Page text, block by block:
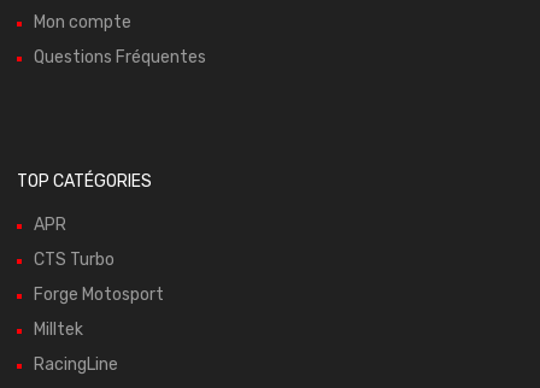
Mon compte
Questions Fréquentes
TOP CATÉGORIES
APR
CTS Turbo
Forge Motosport
Milltek
RacingLine